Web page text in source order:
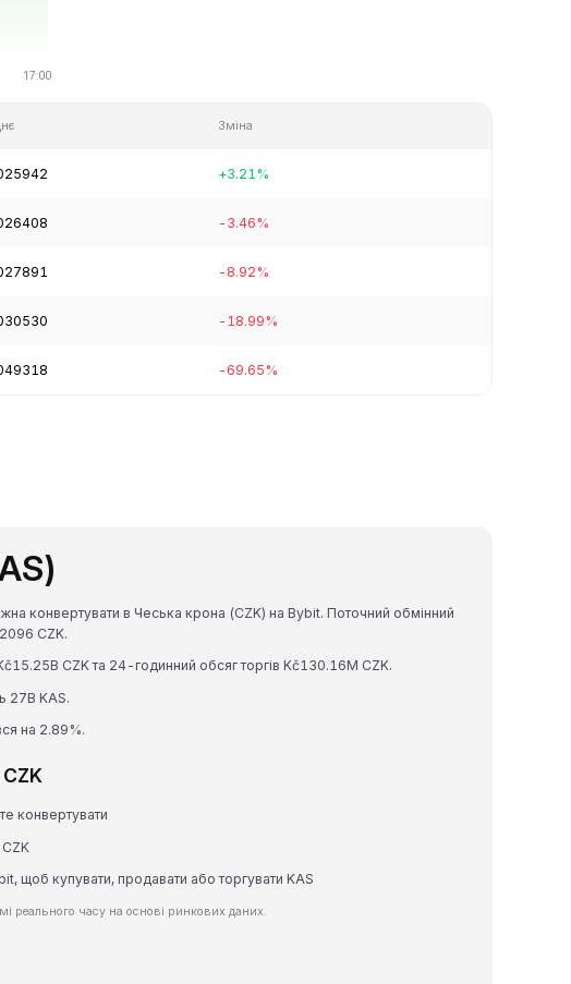
Зміна
+3.21%
-3.46%
-8.92%
-18.99%
-69.65%
конвертувати в Чеська крона (CZK) на Bybit. Поточний обмінний
CZK.
CZK та 24-годинний обсяг торгів Kč130.16M CZK.
27B KAS.
на 2.89%.
конвертувати
щоб купувати, продавати або торгувати KAS
реального часу на основі ринкових даних.